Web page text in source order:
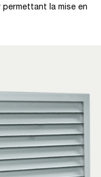
la mise en